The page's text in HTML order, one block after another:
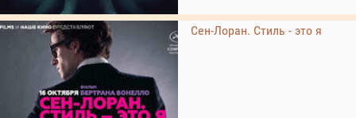
Сен-Лоран. Стиль - это я